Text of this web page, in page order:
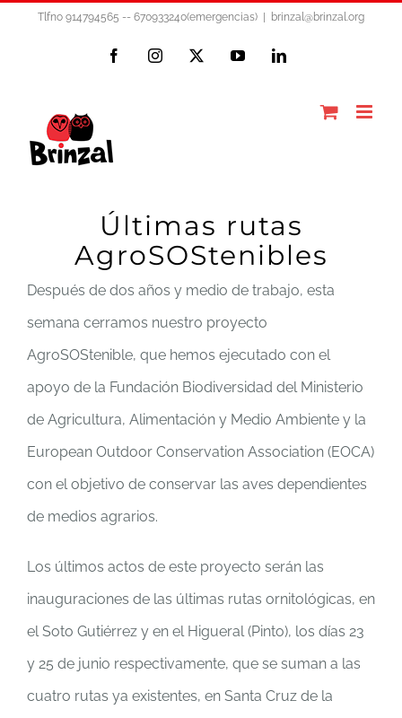
Tlfno 914794565 -- 670933240(emergencias) brinzal@brinzal.org
FacebookInstagram YouTubeLinkedIn
Últimas rutas
AgroSOStenibles
Después de dos años y medio de trabajo, esta
semana cerramos nuestro proyecto
AgroSOStenible, que hemos ejecutado con el
apoyo de la Fundación Biodiversidad del Ministerio
de Agricultura, Alimentación y Medio Ambiente y la
European Outdoor Conservation Association (EOCA)
con el objetivo de conservar las aves dependientes
de medios agrarios.
Los últimos actos de este proyecto serán las
inauguraciones de las últimas rutas ornitológicas, en
el Soto Gutiérrez y en el Higueral (Pinto), los días 23
y 25 de junio respectivamente, que se suman a las
cuatro rutas ya existentes, en Santa Cruz de la